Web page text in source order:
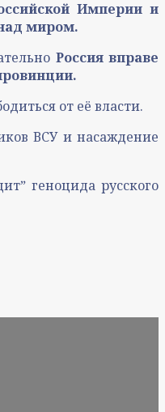
Империи и
миром.
Россия вправе
от её власти.
ВСУ и насаждение
геноцида русского